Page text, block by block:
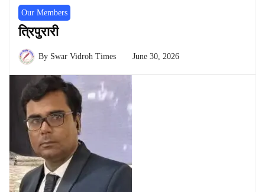
Our Members
त्रिपुरारी
By Swar Vidroh Times June 30, 2026